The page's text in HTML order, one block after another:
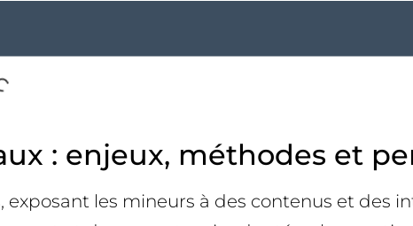
: enjeux, méthodes et
exposant les mineurs à des contenus et des